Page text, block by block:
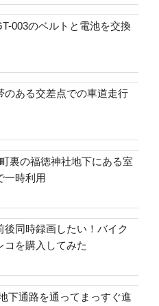
003のベルトと電池を交換
のある交差点での車道走行
裏の福徳神社地下にある室
一時利用
後同時録画したい！バイク
コを購入してみた
下通路を通ってまっすぐ進